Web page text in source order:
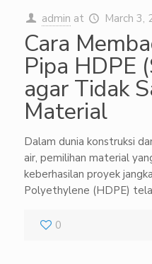
admin at March 3,
Cara
Pipa HDPE
agar Tidak
Material
Dalam dunia konstruksi
air, pemilihan material
keberhasilan proyek
Polyethylene (HDPE)
0